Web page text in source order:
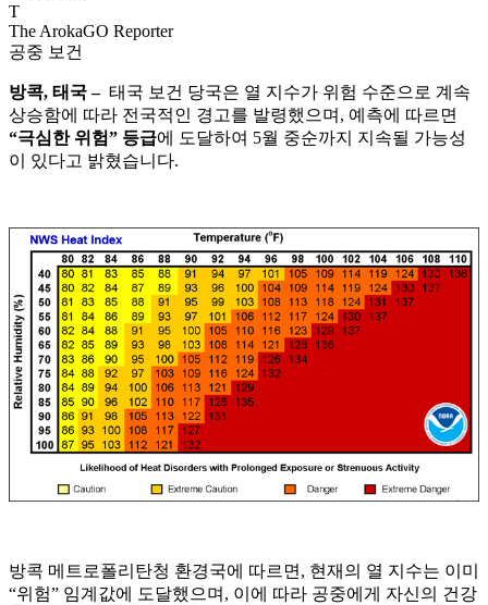
T
The ArokaGO Reporter
공중 보건
방콕, 태국 – 태국 보건 당국은 열 지수가 위험 수준으로 계속
상승함에 따라 전국적인 경고를 발령했으며, 예측에 따르면
“극심한 위험” 등급에 도달하여 5월 중순까지 지속될 가능성
이 있다고 밝혔습니다.
방콕 메트로폴리탄청 환경국에 따르면, 현재의 열 지수는 이미
“위험” 임계값에 도달했으며, 이에 따라 공중에게 자신의 건강